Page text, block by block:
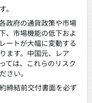
。
政府の通貨政策や市場
、市場機能の低下およ
ートが大幅に変動する
ます。中国元、レア
ては、これらのリスク
さい。
締結前交付書面を必ず